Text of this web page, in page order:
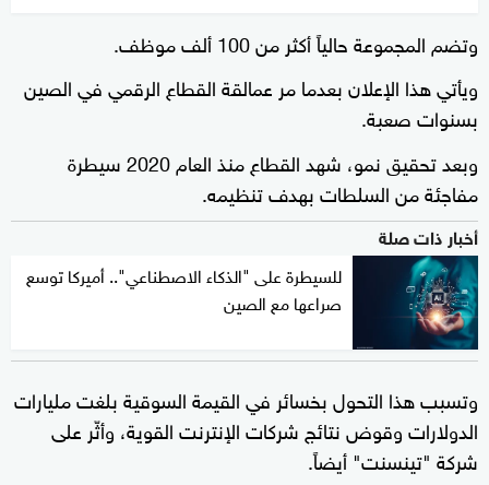
seconds
وتضم المجموعة حالياً أكثر من 100 ألف موظف.
ويأتي هذا الإعلان بعدما مر عمالقة القطاع الرقمي في الصين
بسنوات صعبة.
وبعد تحقيق نمو، شهد القطاع منذ العام 2020 سيطرة
مفاجئة من السلطات بهدف تنظيمه.
أخبار ذات صلة
للسيطرة على "الذكاء الاصطناعي".. أميركا توسع
صراعها مع الصين
وتسبب هذا التحول بخسائر في القيمة السوقية بلغت مليارات
الدولارات وقوض نتائج شركات الإنترنت القوية، وأثّر على
شركة "تينسنت" أيضاً.